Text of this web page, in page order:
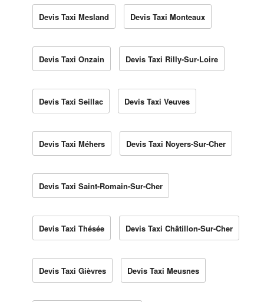
Devis Taxi Mesland Devis Taxi Monteaux
Devis Taxi Onzain Devis Taxi Rilly-Sur-Loire
Devis Taxi Seillac Devis Taxi Veuves
Devis Taxi Méhers Devis Taxi Noyers-Sur-Cher
Devis Taxi Saint-Romain-Sur-Cher
Devis Taxi Thésée Devis Taxi Châtillon-Sur-Cher
Devis Taxi Gièvres Devis Taxi Meusnes